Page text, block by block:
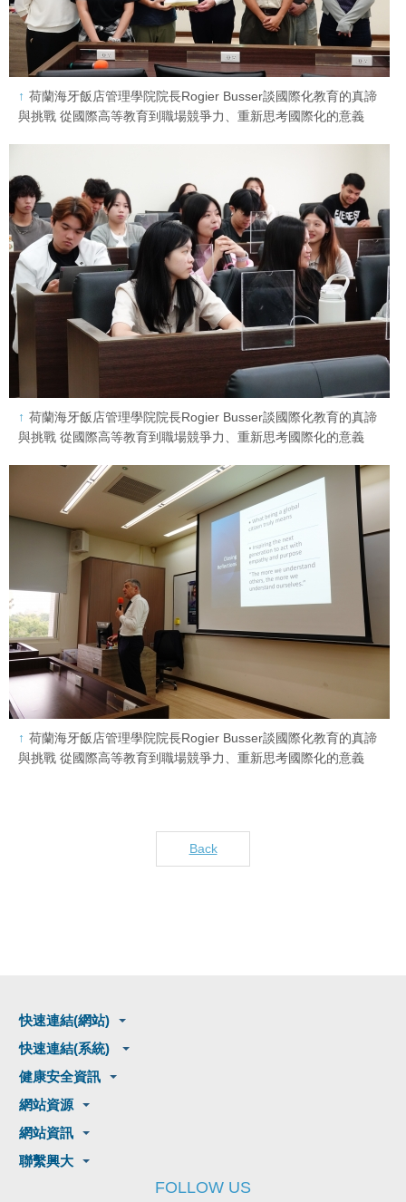
荷蘭海牙飯店管理學院院長Rogier Busser談國際化教育的真諦
與挑戰 從國際高等教育到職場競爭力、重新思考國際化的意義
荷蘭海牙飯店管理學院院長Rogier Busser談國際化教育的真諦
與挑戰 從國際高等教育到職場競爭力、重新思考國際化的意義
荷蘭海牙飯店管理學院院長Rogier Busser談國際化教育的真諦
與挑戰 從國際高等教育到職場競爭力、重新思考國際化的意義
Back
快速連結(網站)
快速連結(系統)
健康安全資訊
網站資源
網站資訊
聯繫興大
FOLLOW US